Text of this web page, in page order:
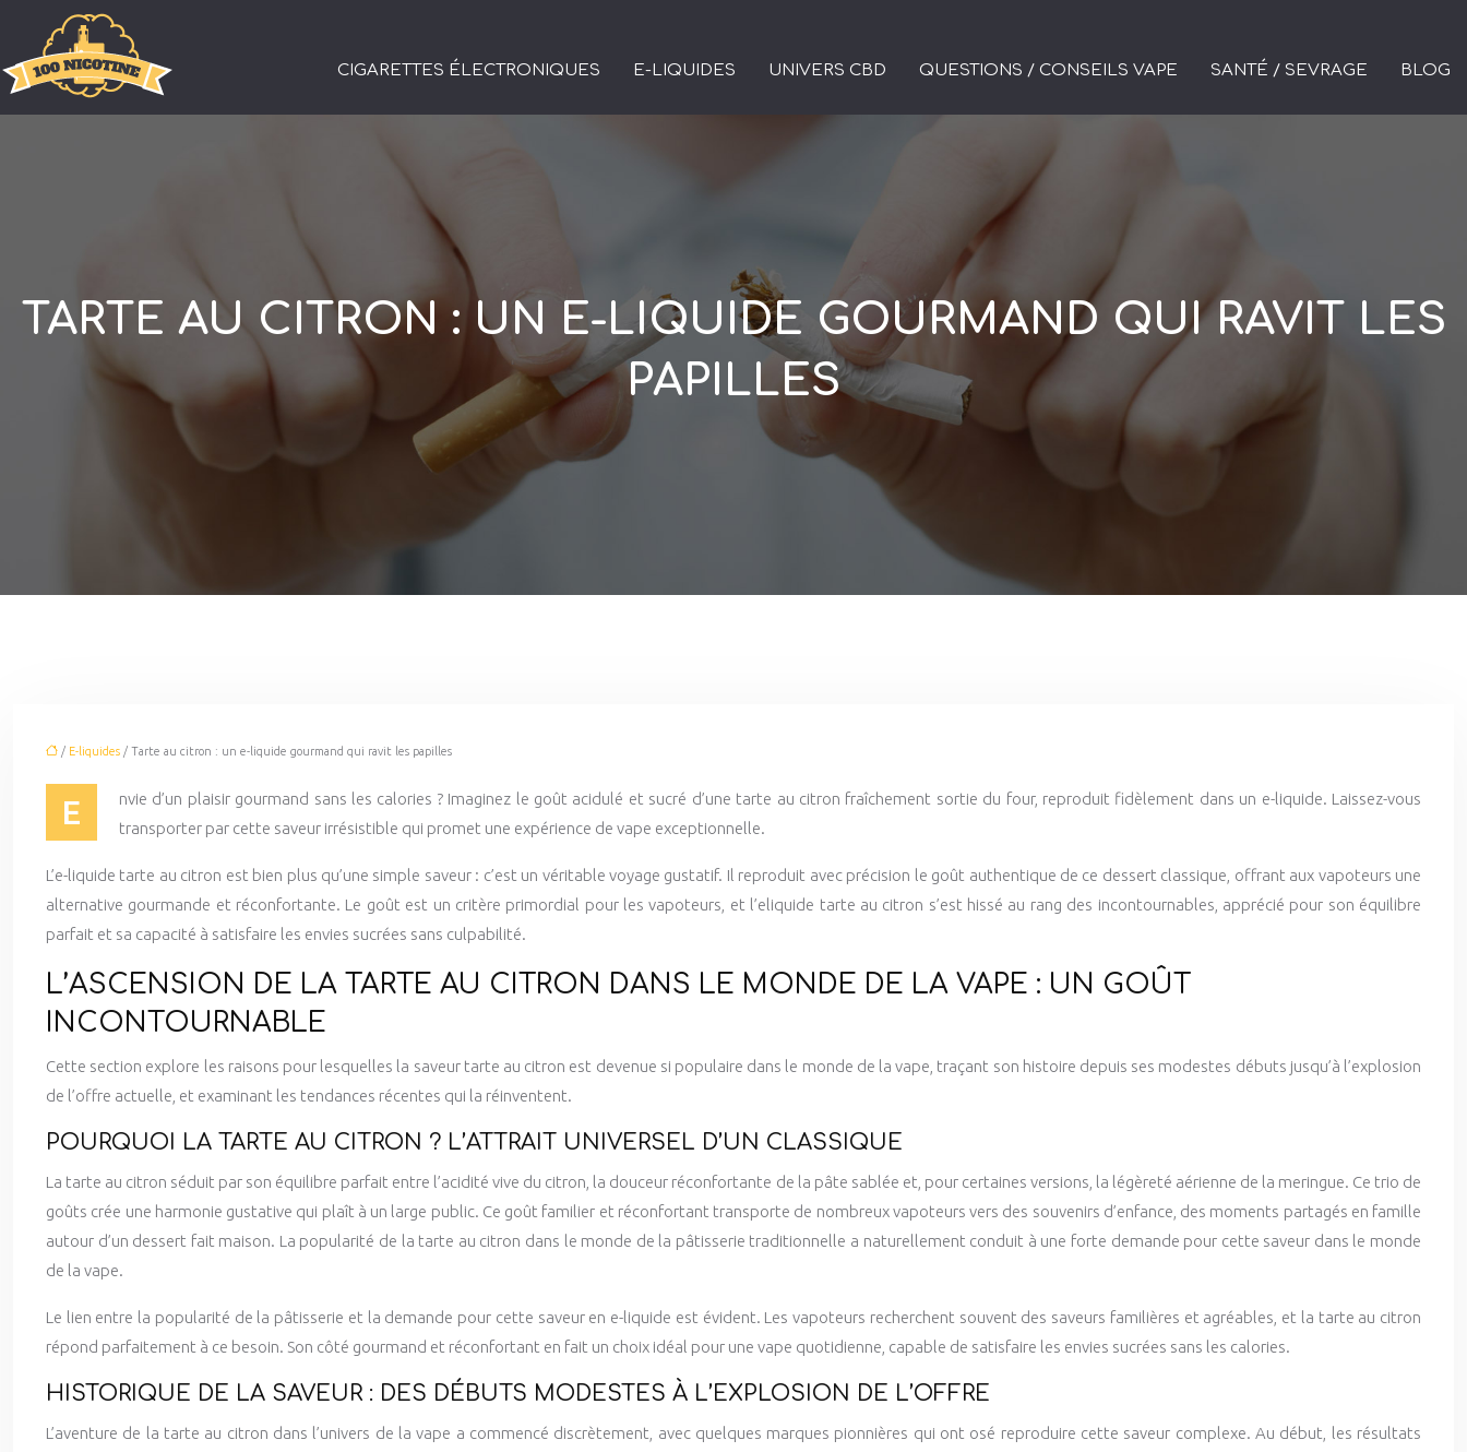
CIGARETTES ÉLECTRONIQUES E-LIQUIDES UNIVERS CBD QUESTIONS / CONSEILS VAPE SANTÉ / SEVRAGE BLOG
TARTE AU CITRON : UN E-LIQUIDE GOURMAND QUI RAVIT LES
PAPILLES
/ E-liquides / Tarte au citron : un e-liquide gourmand qui ravit les papilles
E
nvie d’un plaisir gourmand sans les calories ? Imaginez le goût acidulé et sucré d’une tarte au citron fraîchement sortie du four, reproduit fidèlement dans un e-liquide. Laissez-vous
transporter par cette saveur irrésistible qui promet une expérience de vape exceptionnelle.
L’e-liquide tarte au citron est bien plus qu’une simple saveur : c’est un véritable voyage gustatif. Il reproduit avec précision le goût authentique de ce dessert classique, offrant aux vapoteurs une
alternative gourmande et réconfortante. Le goût est un critère primordial pour les vapoteurs, et l’eliquide tarte au citron s’est hissé au rang des incontournables, apprécié pour son équilibre
parfait et sa capacité à satisfaire les envies sucrées sans culpabilité.
L’ASCENSION DE LA TARTE AU CITRON DANS LE MONDE DE LA VAPE : UN GOÛT
INCONTOURNABLE
Cette section explore les raisons pour lesquelles la saveur tarte au citron est devenue si populaire dans le monde de la vape, traçant son histoire depuis ses modestes débuts jusqu’à l’explosion
de l’offre actuelle, et examinant les tendances récentes qui la réinventent.
POURQUOI LA TARTE AU CITRON ? L’ATTRAIT UNIVERSEL D’UN CLASSIQUE
La tarte au citron séduit par son équilibre parfait entre l’acidité vive du citron, la douceur réconfortante de la pâte sablée et, pour certaines versions, la légèreté aérienne de la meringue. Ce trio de
goûts crée une harmonie gustative qui plaît à un large public. Ce goût familier et réconfortant transporte de nombreux vapoteurs vers des souvenirs d’enfance, des moments partagés en famille
autour d’un dessert fait maison. La popularité de la tarte au citron dans le monde de la pâtisserie traditionnelle a naturellement conduit à une forte demande pour cette saveur dans le monde
de la vape.
Le lien entre la popularité de la pâtisserie et la demande pour cette saveur en e-liquide est évident. Les vapoteurs recherchent souvent des saveurs familières et agréables, et la tarte au citron
répond parfaitement à ce besoin. Son côté gourmand et réconfortant en fait un choix idéal pour une vape quotidienne, capable de satisfaire les envies sucrées sans les calories.
HISTORIQUE DE LA SAVEUR : DES DÉBUTS MODESTES À L’EXPLOSION DE L’OFFRE
L’aventure de la tarte au citron dans l’univers de la vape a commencé discrètement, avec quelques marques pionnières qui ont osé reproduire cette saveur complexe. Au début, les résultats